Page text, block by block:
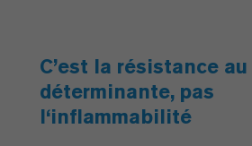
C’est la résistance
déterminante, pas
l‘inflammabilité